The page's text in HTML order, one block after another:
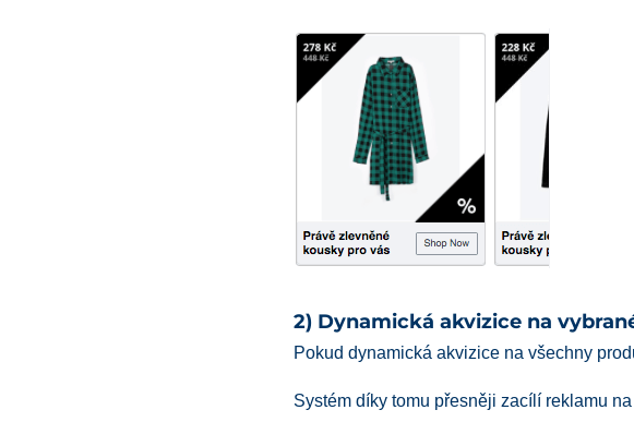
2) Dynamická akvizice na
Pokud dynamická akvizice na všechny
Systém díky tomu přesněji zacílí reklamu